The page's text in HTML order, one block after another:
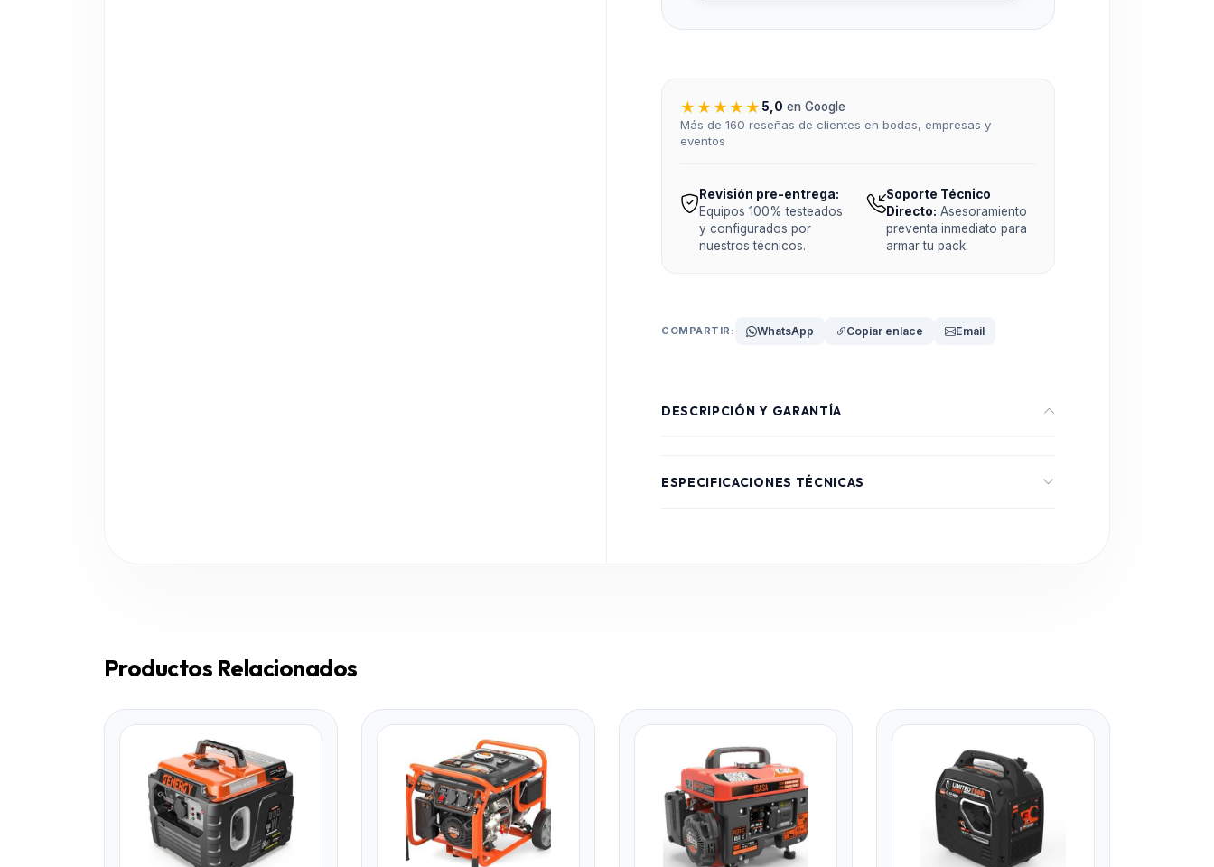
★★★★★ 5,0 en Google
Más de 160 reseñas de clientes en bodas, empresas y
eventos
Revisión pre-entrega:
Equipos 100% testeados
y configurados por
nuestros técnicos.
Soporte Técnico
Directo: Asesoramiento
preventa inmediato para
armar tu pack.
COMPARTIR: WhatsApp Copiar enlace Email
DESCRIPCIÓN Y GARANTÍA
ESPECIFICACIONES TÉCNICAS
Productos Relacionados